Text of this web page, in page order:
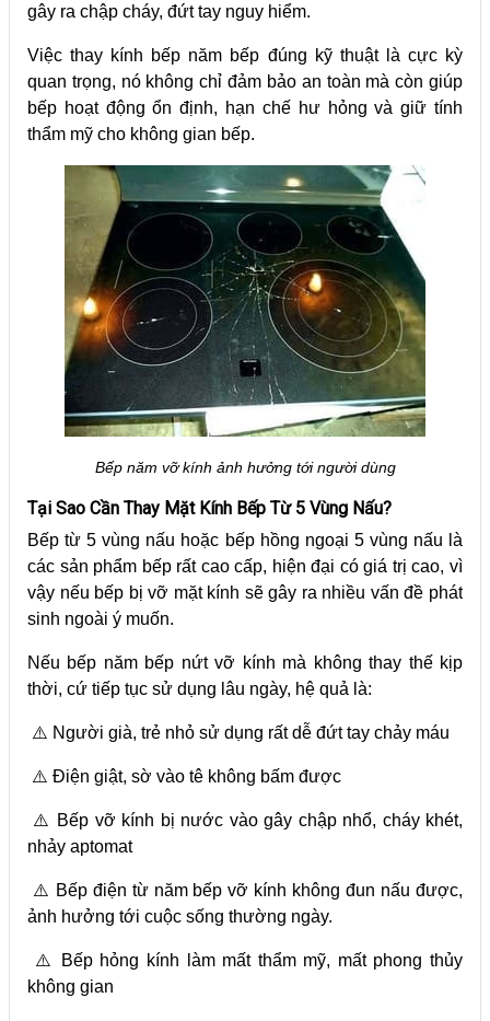
gây ra chập cháy, đứt tay nguy hiểm.
Việc thay kính bếp năm bếp đúng kỹ thuật là cực kỳ
quan trọng, nó không chỉ đảm bảo an toàn mà còn giúp
bếp hoạt động ổn định, hạn chế hư hỏng và giữ tính
thẩm mỹ cho không gian bếp.
Bếp năm vỡ kính ảnh hưởng tới người dùng
Tại Sao Cần Thay Mặt Kính Bếp Từ 5 Vùng Nấu?
Bếp từ 5 vùng nấu hoặc bếp hồng ngoại 5 vùng nấu là
các sản phẩm bếp rất cao cấp, hiện đại có giá trị cao, vì
vậy nếu bếp bị vỡ mặt kính sẽ gây ra nhiều vấn đề phát
sinh ngoài ý muốn.
Nếu bếp năm bếp nứt vỡ kính mà không thay thế kịp
thời, cứ tiếp tục sử dụng lâu ngày, hệ quả là:
⚠️ Người già, trẻ nhỏ sử dụng rất dễ đứt tay chảy máu
⚠️ Điện giật, sờ vào tê không bấm được
⚠️ Bếp vỡ kính bị nước vào gây chập nhổ, cháy khét,
nhảy aptomat
⚠️ Bếp điện từ năm bếp vỡ kính không đun nấu được,
ảnh hưởng tới cuộc sống thường ngày.
⚠️ Bếp hỏng kính làm mất thẩm mỹ, mất phong thủy
không gian